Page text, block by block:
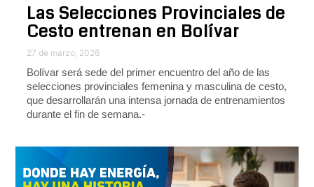
Las Selecciones Provinciales de
Cesto entrenan en Bolívar
27 de marzo, 2026
Bolívar será sede del primer encuentro del año de las
selecciones provinciales femenina y masculina de cesto,
que desarrollarán una intensa jornada de entrenamientos
durante el fin de semana.-